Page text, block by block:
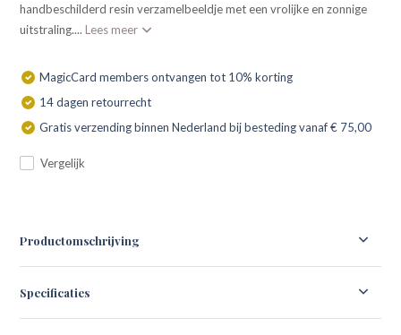
handbeschilderd resin verzamelbeeldje met een vrolijke en zonnige
uitstraling.... Lees meer
MagicCard members ontvangen tot 10% korting
14 dagen retourrecht
Gratis verzending binnen Nederland bij besteding vanaf € 75,00
Vergelijk
Productomschrijving
Specificaties